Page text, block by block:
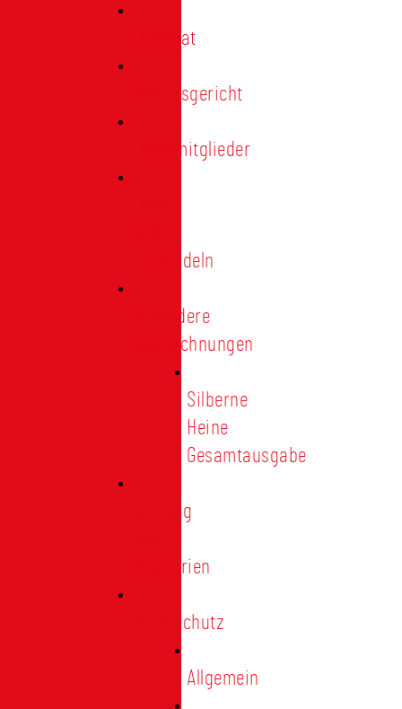
Ehrenrat
Schiedsgericht
Ehrenmitglieder
Treunadeln
Besondere
Auszeichnungen
Silberne
Heine
Gesamtausgabe
Satzung
Regularien
Datenschutz
Allgemein